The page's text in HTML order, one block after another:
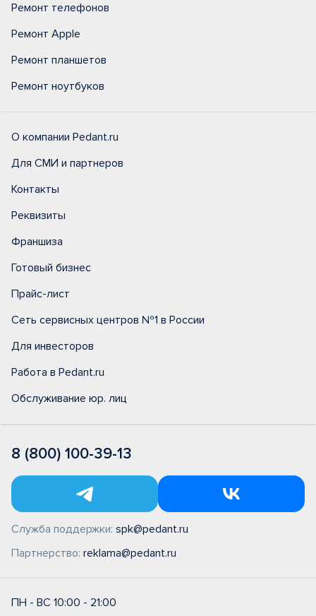
Ремонт телефонов
Ремонт Apple
Ремонт планшетов
Ремонт ноутбуков
О компании Pedant.ru
Для СМИ и партнеров
Контакты
Реквизиты
Франшиза
Готовый бизнес
Прайс-лист
Сеть сервисных центров №1 в России
Для инвесторов
Работа в Pedant.ru
Обслуживание юр. лиц
8 (800) 100-39-13
Служба поддержки: spk@pedant.ru
Партнерство: reklama@pedant.ru
ПН - ВС 10:00 - 21:00